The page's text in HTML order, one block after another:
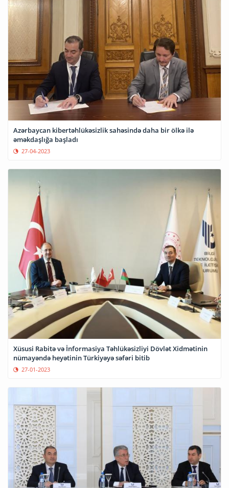
Azərbaycan kibertəhlükəsizlik sahəsində daha bir ölkə ilə
əməkdaşlığa başladı
27-04-2023
Xüsusi Rabitə və İnformasiya Təhlükəsizliyi Dövlət Xidmətinin
nümayəndə heyətinin Türkiyəyə səfəri bitib
27-01-2023